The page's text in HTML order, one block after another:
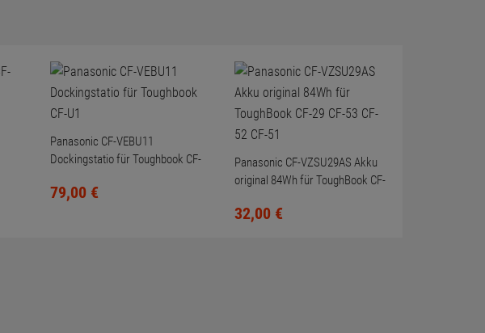
Panasonic CF-VEBU11
Dockingstatio für Toughbook CF-
79,00 €
Panasonic CF-VZSU29AS Akku
original 84Wh für ToughBook CF-
32,00 €